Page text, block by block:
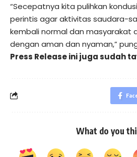
“Secepatnya kita pulihkan
perintis agar aktivitas saudara-
kembali normal dan masyarakat
dengan aman dan nyaman,”
Press Release ini juga sudah
What do you